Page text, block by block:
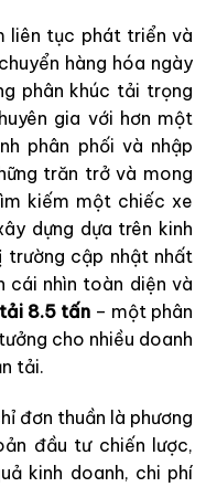
liên tục phát triển và
hàng hóa ngày
phân khúc tải trọng
gia với hơn một
phân phối và nhập
trăn trở và mong
kiếm một chiếc xe
dựng dựa trên kinh
trường cập nhật nhất
cái nhìn toàn diện và
8.5 tấn – một phân
cho nhiều doanh
tải.
đơn thuần là phương
đầu tư chiến lược,
kinh doanh, chi phí